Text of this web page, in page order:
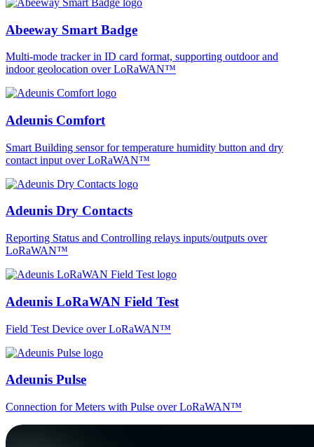
Abeeway Smart Badge
Multi-mode tracker in ID card format, supporting outdoor and
indoor geolocation over LoRaWAN™
Adeunis Comfort
Smart Building sensor for temperature humidity button and dry
contact input over LoRaWAN™
Adeunis Dry Contacts
Reporting Status and Controlling relays inputs/outputs over
LoRaWAN™
Adeunis LoRaWAN Field Test
Field Test Device over LoRaWAN™
Adeunis Pulse
Connection for Meters with Pulse over LoRaWAN™